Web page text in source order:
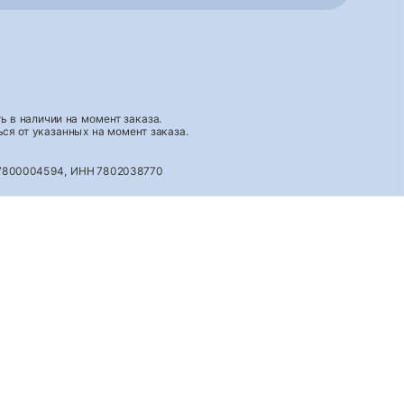
в наличии на момент заказа.
от указанных на момент заказа.
ИНН 7802038770